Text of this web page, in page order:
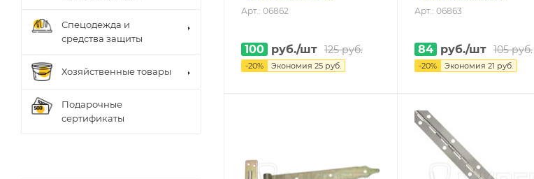
Арт.: 06862
100 руб./шт 125руб.
-20% Экономия 25 руб.
Арт.: 06863
84 руб./шт 105руб.
-20% Экономия21 руб.
Спецодежда и
средства защиты
Хозяйственные товары
Подарочные
сертификаты